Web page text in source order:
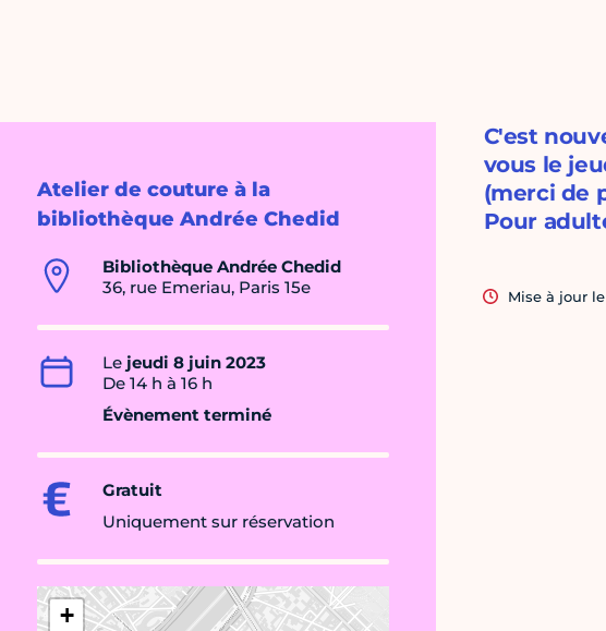
Atelier de couture à la
bibliothèque Andrée Chedid
Bibliothèque Andrée Chedid
36, rue Emeriau, Paris 15e
Le jeudi 8 juin 2023
De 14 h à 16 h
Évènement terminé
Gratuit
Uniquement sur réservation
+
C'est
vous le
(merci de
Pour
Mise à jour